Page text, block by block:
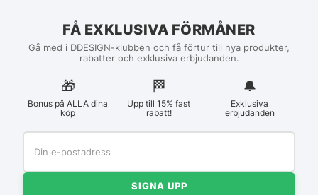
FÅ EXKLUSIVA FÖRMÅNER
Gå med i DDESIGN-klubben och få förtur till nya produkter,
rabatter och exklusiva erbjudanden.
🎁
Bonus på ALLA dina
köp
🏁︎
Upp till 15% fast
rabatt!
🔔
Exklusiva
erbjudanden
SIGNA UPP